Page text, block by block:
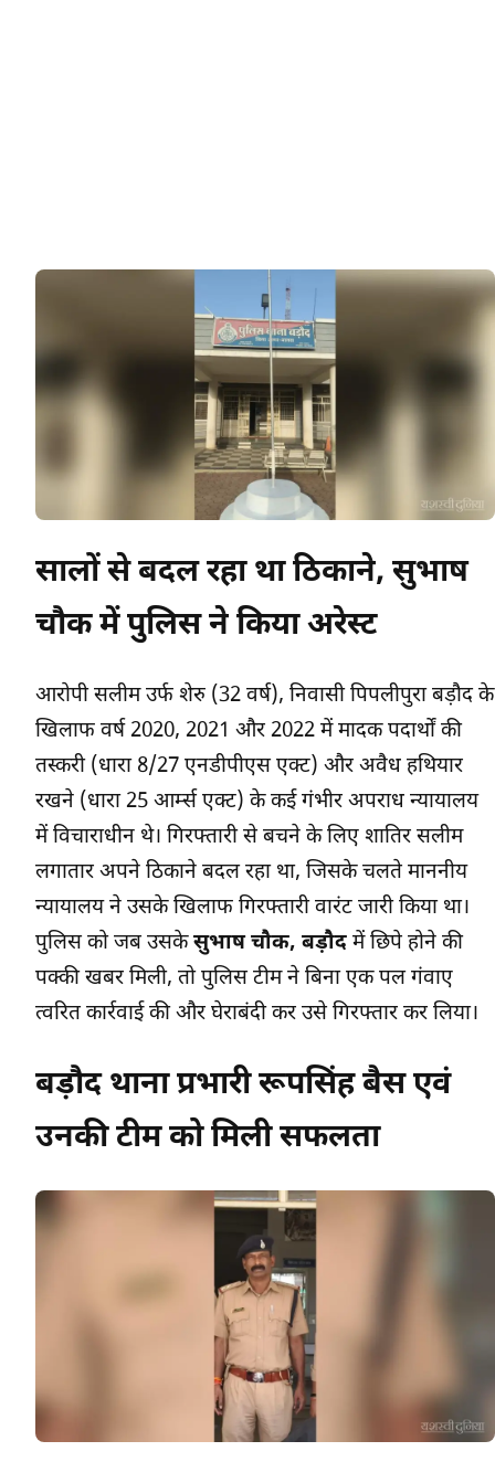
सालों से बदल रहा था ठिकाने, सुभाष
चौक में पुलिस ने किया अरेस्ट
आरोपी सलीम उर्फ शेरु (32 वर्ष), निवासी पिपलीपुरा बड़ौद के
खिलाफ वर्ष 2020, 2021 और 2022 में मादक पदार्थों की
तस्करी (धारा 8/27 एनडीपीएस एक्ट) और अवैध हथियार
रखने (धारा 25 आर्म्स एक्ट) के कई गंभीर अपराध न्यायालय
में विचाराधीन थे। गिरफ्तारी से बचने के लिए शातिर सलीम
लगातार अपने ठिकाने बदल रहा था, जिसके चलते माननीय
न्यायालय ने उसके खिलाफ गिरफ्तारी वारंट जारी किया था।
पुलिस को जब उसकेसुभाष चौक, बड़ौद में छिपे होने की
पक्की खबर मिली, तो पुलिस टीम ने बिना एक पल गंवाए
त्वरित कार्रवाई की और घेराबंदी कर उसे गिरफ्तार कर लिया।
बड़ौद थाना प्रभारी रूपसिंह बैस एवं
उनकी टीम को मिली सफलता